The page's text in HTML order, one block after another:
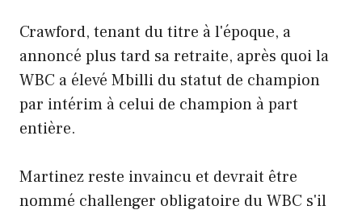
Crawford, tenant du titre à l'époque, a
annoncé plus tard sa retraite, après quoi la
WBC a élevé Mbilli du statut de champion
par intérim à celui de champion à part
entière.
Martinez reste invaincu et devrait être
nommé challenger obligatoire du WBC s'il